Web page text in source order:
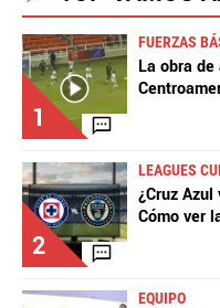
1
FUERZAS
La obra
2
LEAGUES
¿Cruz
Cómo ver
EQUIPO